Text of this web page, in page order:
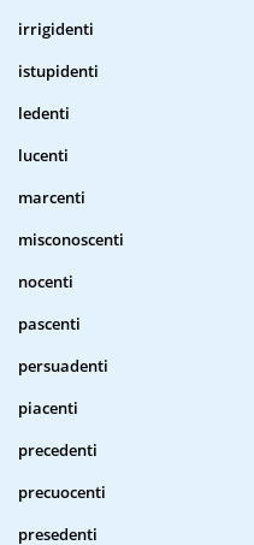
irrigidenti
istupidenti
ledenti
lucenti
marcenti
misconoscenti
nocenti
pascenti
persuadenti
piacenti
precedenti
precuocenti
presedenti